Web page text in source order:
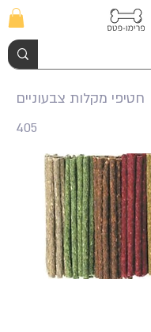
חטיפי מקלות צבעוניים
405